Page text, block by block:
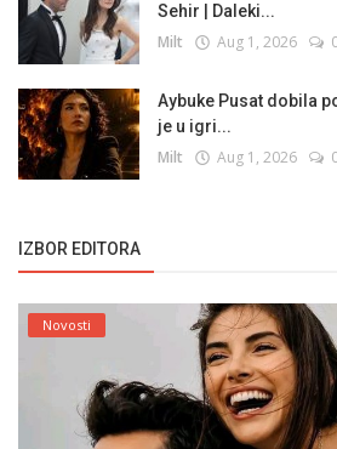
Sehir | Daleki...
Milt Aug 1, 2026
Aybuke Pusat dobila
je u igri...
Milt Aug 1, 2026
IZBOR EDITORA
Novosti